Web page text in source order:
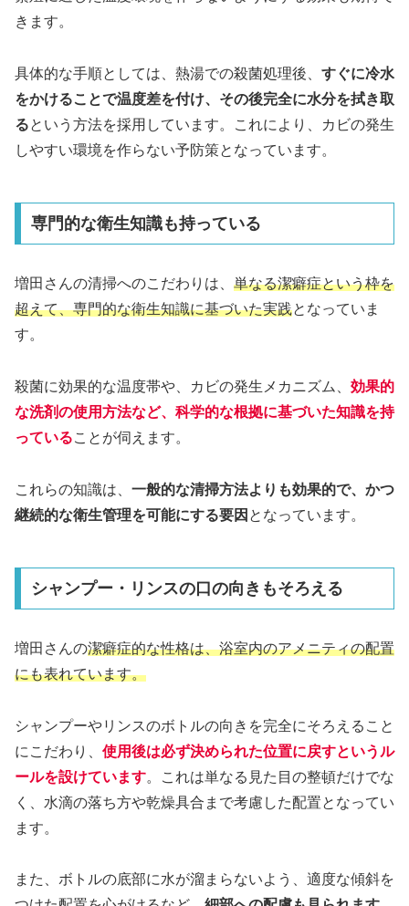
きます。
具体的な手順としては、熱湯での殺菌処理後、 すぐに冷水
をかけることで温度差を付け、その後完全に水分を拭き取
るという方法を採用しています。これにより、カビの発生
しやすい環境を作らない予防策となっています。
専門的な衛生知識も持っている
増田さんの清掃へのこだわりは、 単なる潔癖症という枠を
超えて、専門的な衛生知識に基づいた実践となっていま
す。
殺菌に効果的な温度帯や、カビの発生メカニズム、 効果的
な洗剤の使用方法など、科学的な根拠に基づいた知識を持
っていることが伺えます。
これらの知識は、 一般的な清掃方法よりも効果的で、かつ
継続的な衛生管理を可能にする要因 となっています。
シャンプー・リンスの口の向きもそろえる
増田さんの潔癖症的な性格は、浴室内のアメニティの配置
にも表れています。
シャンプーやリンスのボトルの向きを完全にそろえること
にこだわり、 使用後は必ず決められた位置に戻すというル
ールを設けています。これは単なる見た目の整頓だけでな
く、水滴の落ち方や乾燥具合まで考慮した配置となってい
ます。
また、ボトルの底部に水が溜まらないよう、適度な傾斜を